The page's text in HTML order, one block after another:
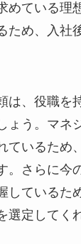
めている理
ため、入社
は、役職を
ょう。マネ
ているため
。さらに今
しているた
選定してく